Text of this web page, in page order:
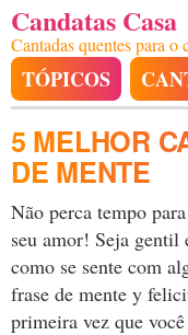
Candatas Casa
Cantadas quentes para o
TÓPICOS
5 MELHOR
DE MENTE
Não perca tempo
seu amor! Seja gentil
como se sente com
frase de mente y
primeira vez que